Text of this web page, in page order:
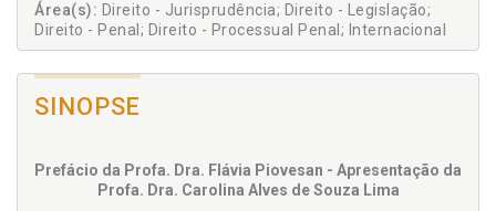
Área(s): Direito - Jurisprudência; Direito - Legislação;
Direito - Penal; Direito - Processual Penal; Internacional
SINOPSE
Prefácio da Profa. Dra. Flávia Piovesan - Apresentação da
Profa. Dra. Carolina Alves de Souza Lima